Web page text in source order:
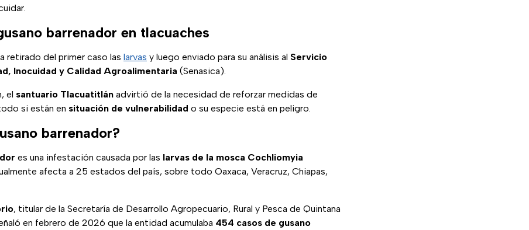
barrenador en tlacuaches
retirado del primer caso las larvas y luego enviado para su análisis al Servicio
Inocuidad y Calidad Agroalimentaria (Senasica).
el santuario Tlacuatitlán advirtió de la necesidad de reforzar medidas de
si están en situación de vulnerabilidad o su especie está en peligro.
barrenador?
es una infestación causada por las larvas de la mosca Cochliomyia
afecta a 25 estados del país, sobre todo Oaxaca, Veracruz, Chiapas,
, titular de la Secretaría de Desarrollo Agropecuario, Rural y Pesca de Quintana
en febrero de 2026 que la entidad acumulaba 454 casos de gusano